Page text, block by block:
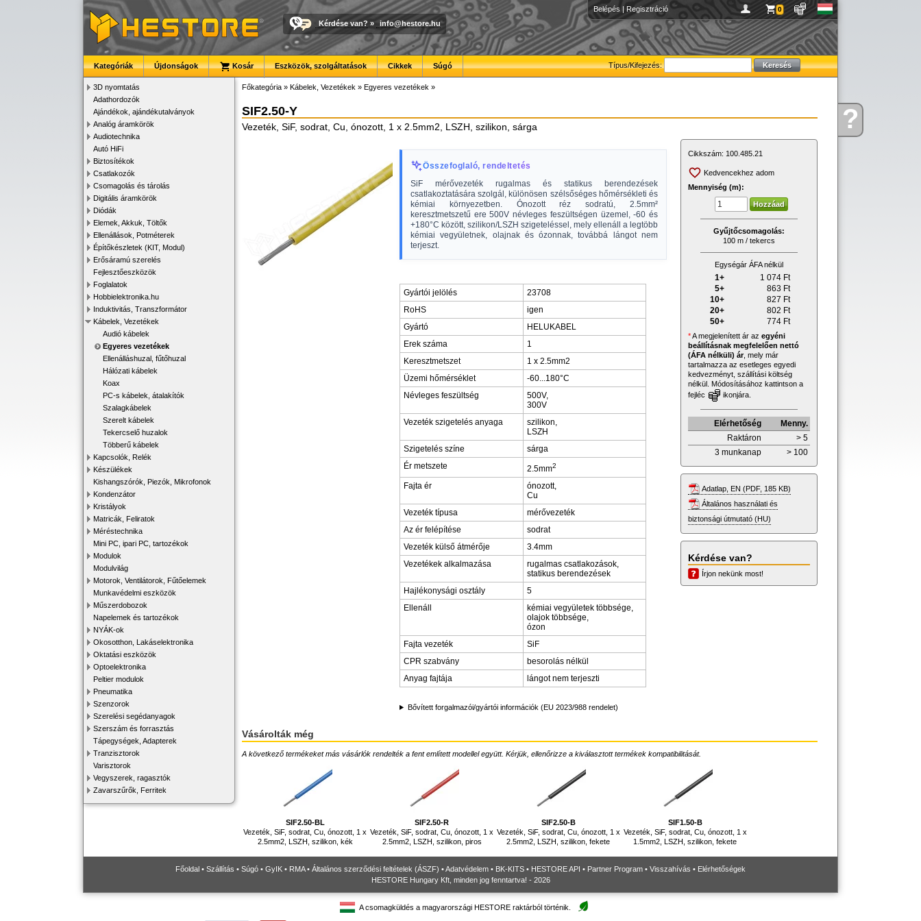
Kérdése?
Belépés | Regisztráció 0
Kérdése van? » info@hestore.hu
Típus/Kifejezés:
Kategóriák Újdonságok Kosár Eszközök, szolgáltatások Cikkek Súgó
3D nyomtatás
Adathordozók
Ajándékok, ajándékutalványok
Analóg áramkörök
Audiotechnika
Autó HiFi
Biztosítékok
Csatlakozók
Csomagolás és tárolás
Digitális áramkörök
Diódák
Elemek, Akkuk, Töltők
Ellenállások, Potméterek
Építőkészletek (KIT, Modul)
Erősáramú szerelés
Fejlesztőeszközök
Foglalatok
Hobbielektronika.hu
Induktivitás, Transzformátor
Kábelek, Vezetékek
Audió kábelek
Egyeres vezetékek
Ellenálláshuzal, fűtőhuzal
Hálózati kábelek
Koax
PC-s kábelek, átalakítók
Szalagkábelek
Szerelt kábelek
Tekercselő huzalok
Többerű kábelek
Kapcsolók, Relék
Készülékek
Kishangszórók, Piezók, Mikrofonok
Kondenzátor
Kristályok
Matricák, Feliratok
Méréstechnika
Mini PC, ipari PC, tartozékok
Modulok
Modulvilág
Motorok, Ventilátorok, Fűtőelemek
Munkavédelmi eszközök
Műszerdobozok
Napelemek és tartozékok
NYÁK-ok
Okosotthon, Lakáselektronika
Oktatási eszközök
Optoelektronika
Peltier modulok
Pneumatika
Szenzorok
Szerelési segédanyagok
Szerszám és forrasztás
Tápegységek, Adapterek
Tranzisztorok
Varisztorok
Vegyszerek, ragasztók
Zavarszűrők, Ferritek
Főkategória » Kábelek, Vezetékek » Egyeres vezetékek »
SIF2.50-Y
Vezeték, SiF, sodrat, Cu, ónozott, 1 x 2.5mm2, LSZH, szilikon, sárga
Összefoglaló, rendeltetés
SiF mérővezeték rugalmas és statikus berendezések
csatlakoztatására szolgál, különösen szélsőséges hőmérsékleti és
kémiai környezetben. Ónozott réz sodratú, 2.5mm²
keresztmetszetű ere 500V névleges feszültségen üzemel, -60 és
+180°C között, szilikon/LSZH szigeteléssel, mely ellenáll a legtöbb
kémiai vegyületnek, olajnak és ózonnak, továbbá lángot nem
terjeszt.
Gyártói jelölés
23708
RoHS
igen
Gyártó
HELUKABEL
Erek száma
1
Keresztmetszet
1 x 2.5mm2
Üzemi hőmérséklet
-60...180°C
Névleges feszültség
500V,
300V
Vezeték szigetelés anyaga
szilikon,
LSZH
Szigetelés színe
sárga
Ér metszete
2.5mm2
Fajta ér
ónozott,
Cu
Vezeték típusa
mérővezeték
Az ér felépítése
sodrat
Vezeték külső átmérője
3.4mm
Vezetékek alkalmazása
rugalmas csatlakozások,
statikus berendezések
Hajlékonysági osztály
5
Ellenáll
kémiai vegyületek többsége,
olajok többsége,
ózon
Fajta vezeték
SiF
CPR szabvány
besorolás nélkül
Anyag fajtája
lángot nem terjeszti
Bővített forgalmazói/gyártói információk (EU 2023/988 rendelet)
Cikkszám: 100.485.21
Kedvencekhez adom
Mennyiség (m):
Gyűjtőcsomagolás:
100 m / tekercs
Egységár ÁFA nélkül
1+ 1 074 Ft
5+
863 Ft
10+
827 Ft
20+
802 Ft
50+
774 Ft
*A megjelenített ár az egyéni
beállításnak megfelelően nettó
(ÁFA nélküli) ár, mely már
tartalmazza az esetleges egyedi
kedvezményt, szállítási költség
nélkül. Módosításához kattintson a
fejléc
ikonjára.
Elérhetőség
Menny.
Raktáron
> 5
3 munkanap
> 100
Adatlap, EN (PDF, 185 KB)
Általános használati és
biztonsági útmutató (HU)
Kérdése van?
Írjon nekünk most!
Vásárolták még
A következő termékeket más vásárlók rendelték a fent említett modellel együtt. Kérjük, ellenőrizze a kiválasztott termékek kompatibilitását.
SIF2.50-BL
Vezeték, SiF, sodrat, Cu, ónozott, 1 x
2.5mm2, LSZH, szilikon, kék
SIF2.50-R
Vezeték, SiF, sodrat, Cu, ónozott, 1 x
2.5mm2, LSZH, szilikon, piros
SIF2.50-B
Vezeték, SiF, sodrat, Cu, ónozott, 1 x
2.5mm2, LSZH, szilikon, fekete
SIF1.50-B
Vezeték, SiF, sodrat, Cu, ónozott, 1 x
1.5mm2, LSZH, szilikon, fekete
Főoldal • Szállítás • Súgó • GyIK • RMA• Általános szerződési feltételek (ÁSZF) •Adatvédelem • BK-KITS • HESTORE API • Partner Program • Visszahívás • Elérhetőségek
HESTORE Hungary Kft, minden jog fenntartva! - 2026
A csomagküldés a magyarországi HESTORE raktárból történik.